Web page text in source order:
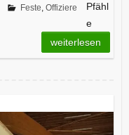
Feste, Offiziere
Pfähl
e
weiterlesen